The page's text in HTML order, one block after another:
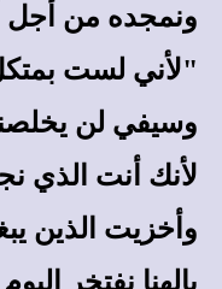
ونمجده من أجل
"لأني لست
وسيفي لن
لأنك أنت الذي
وأخزيت الذين
بإلهنا نفتخر